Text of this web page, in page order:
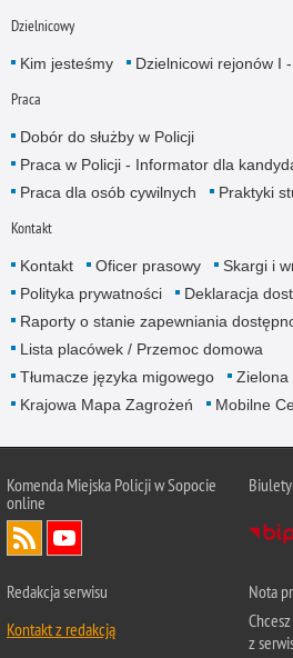
Dzielnicowy
Kim jesteśmy Dzielnicowi rejonów I
Praca
Dobór do służby w Policji
Praca w Policji - Informator dla
Praca dla osób cywilnych
Praktyki
Kontakt
Kontakt Oficer prasowy
Skargi i
Polityka prywatności
Deklaracja
Raporty o stanie zapewniania
Lista placówek / Przemoc domowa
Tłumacze języka migowego
Zielona
Krajowa Mapa Zagrożeń
Mobilne
Komenda Miejska Policji w Sopocie
online
Redakcja serwisu
Kontakt z redakcją
Nota
z